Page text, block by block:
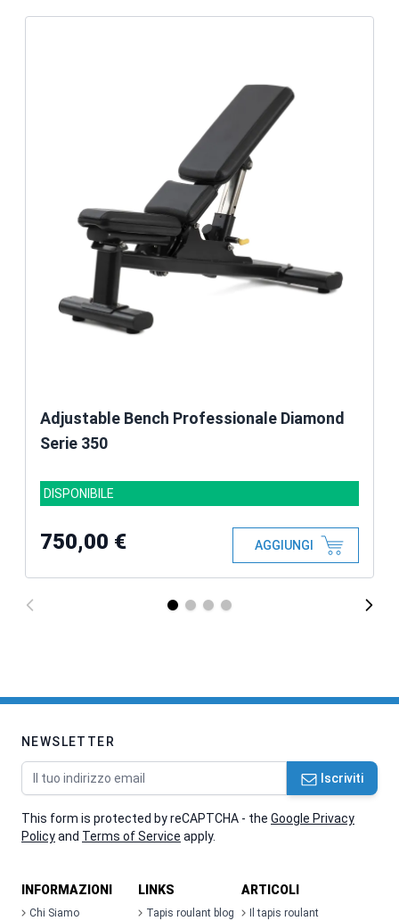
Adjustable Bench Professionale Diamond
Serie 350
DISPONIBILE
750,00 € AGGIUNGI
NEWSLETTER
Indirizzo email Iscriviti
This form is protected by reCAPTCHA - the Google Privacy
Policyand Terms of Service apply.
INFORMAZIONI
Chi Siamo
LINKS
Tapis roulant blog
ARTICOLI
Il tapis roulant